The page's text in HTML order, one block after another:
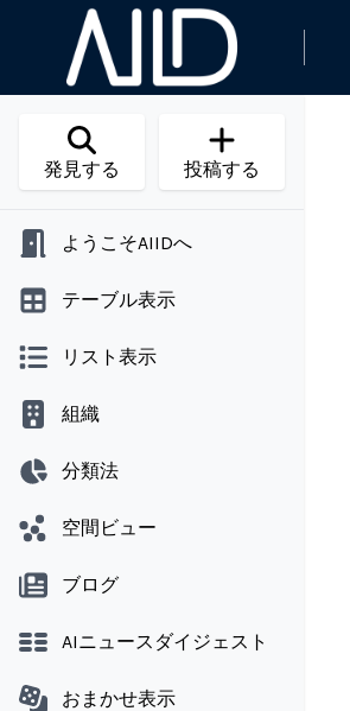
発見する 投稿する
ようこそAIIDへ
テーブル表示
リスト表示
組織
分類法
空間ビュー
ブログ
AIニュースダイジェスト
おまかせ表示